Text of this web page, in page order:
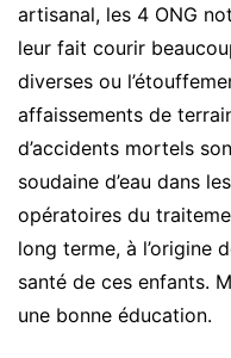
artisanal, les 4 ONG
leur fait courir
diverses ou
affaissements de
d’accidents mortels
soudaine d’eau dans
opératoires du
long terme, à l’origine
santé de ces enfants.
une bonne éducation.